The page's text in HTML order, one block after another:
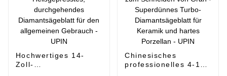
Hochwertiges 14-
Zoll-
Chinesisches
professionelles 4-1-